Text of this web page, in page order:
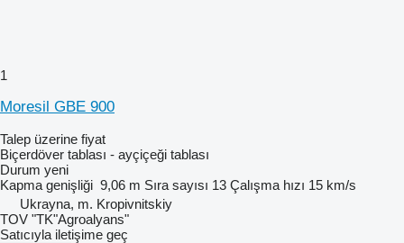
1
Moresil GBE 900
Talep üzerine fiyat
Biçerdöver tablası - ayçiçeği tablası
Durum yeni
Kapma genişliği 9,06 m Sıra sayısı 13 Çalışma hızı 15 km/s
Ukrayna, m. Kropivnitskiy
TOV "TK"Agroalyans"
Satıcıyla iletişime geç